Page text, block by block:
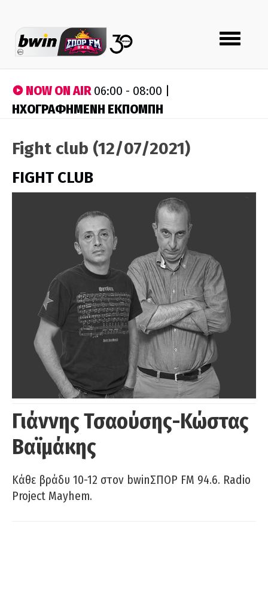
Toggle
navigation
NOW ON AIR06:00 - 08:00 |
ΗΧΟΓΡΑΦΗΜΕΝΗ ΕΚΠΟΜΠΗ
Fight club (12/07/2021)
FIGHT CLUB
Γιάννης Τσαούσης-Κώστας
Βαϊμάκης
Κάθε βράδυ 10-12 στον bwinΣΠΟΡ FM 94.6. Radio
Project Mayhem.